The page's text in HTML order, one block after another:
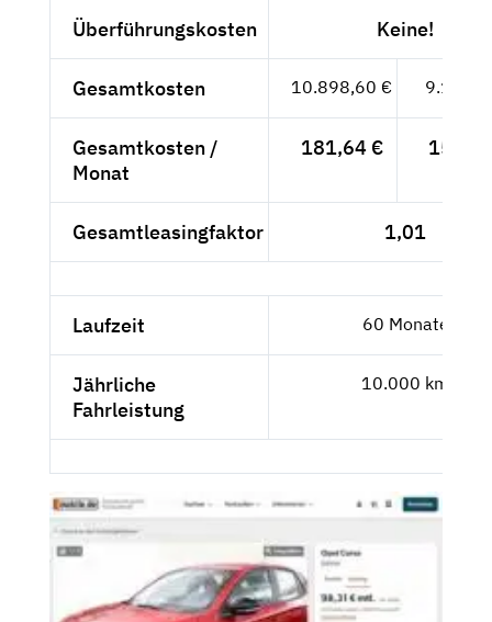
Überführungskosten Keine!
Gesamtkosten 10.898,60 €
Gesamtkosten /
Monat
181,64 €
Gesamtleasingfaktor 1,01
Laufzeit 60 Monate
Jährliche
Fahrleistung
10.000 km